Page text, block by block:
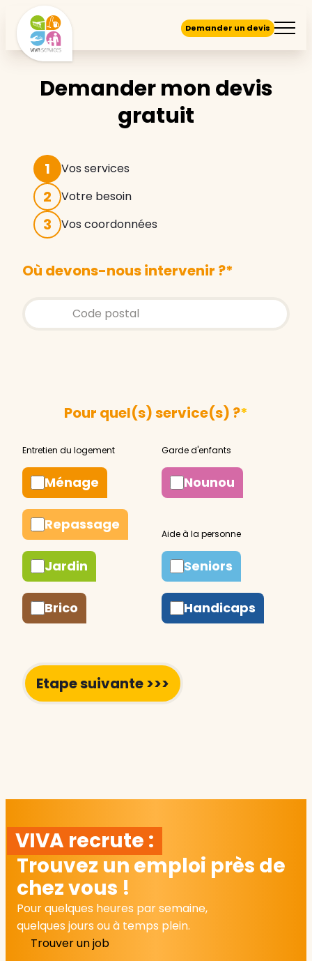
Demander un devis
Demander mon devis
gratuit
1 Vos services
2 Votre besoin
3 Vos coordonnées
Où devons-nous intervenir ?*
Store locator global - Autocompletion
Rechercher
Pour quel(s) service(s) ?*
Ménage
Repassage
Jardin
Brico
Nounou
Seniors
Handicaps
VIVA recrute :
Trouvez un emploi près de
chez vous !
Pour quelques heures par semaine,
quelques jours ou à temps plein.
Trouver un job